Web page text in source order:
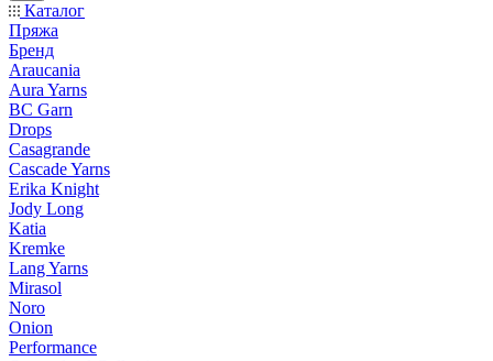
Каталог
Пряжа
Бренд
Araucania
Aura Yarns
BC Garn
Drops
Casagrande
Cascade Yarns
Erika Knight
Jody Long
Katia
Kremke
Lang Yarns
Mirasol
Noro
Onion
Performance